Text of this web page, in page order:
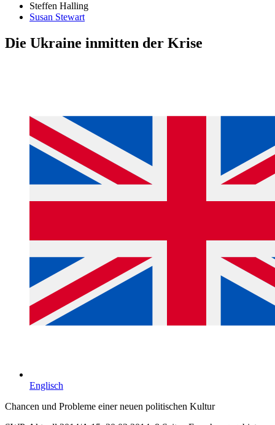
Steffen Halling
Susan Stewart
Die Ukraine inmitten der Krise
Englisch
Chancen und Probleme einer neuen politischen Kultur